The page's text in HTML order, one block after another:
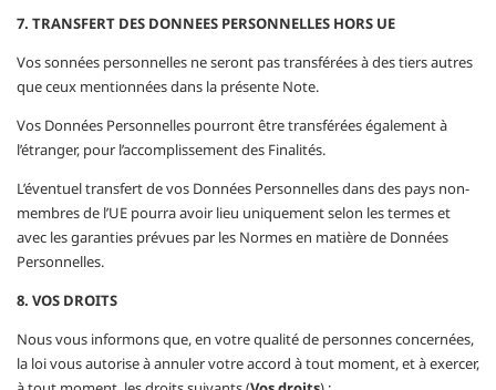
7. TRANSFERT DES DONNEES PERSONNELLES HORS UE
Vos sonnées personnelles ne seront pas transférées à des tiers autres
que ceux mentionnées dans la présente Note.
Vos Données Personnelles pourront être transférées également à
l’étranger, pour l’accomplissement des Finalités.
L’éventuel transfert de vos Données Personnelles dans des pays non-
membres de l’UE pourra avoir lieu uniquement selon les termes et
avec les garanties prévues par les Normes en matière de Données
Personnelles.
8. VOS DROITS
Nous vous informons que, en votre qualité de personnes concernées,
la loi vous autorise à annuler votre accord à tout moment, et à exercer,